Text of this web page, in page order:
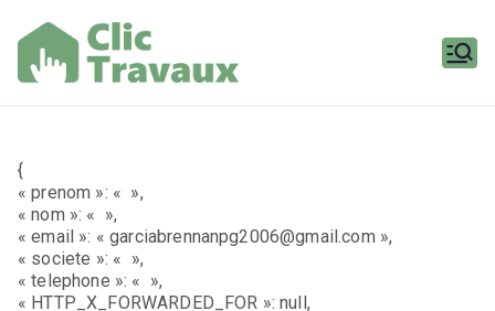
contenu
{
« prenom »: « »,
« nom »: « »,
« email »: « garciabrennanpg2006@gmail.com »,
« societe »: « »,
« telephone »: « »,
« HTTP_X_FORWARDED_FOR »: null,